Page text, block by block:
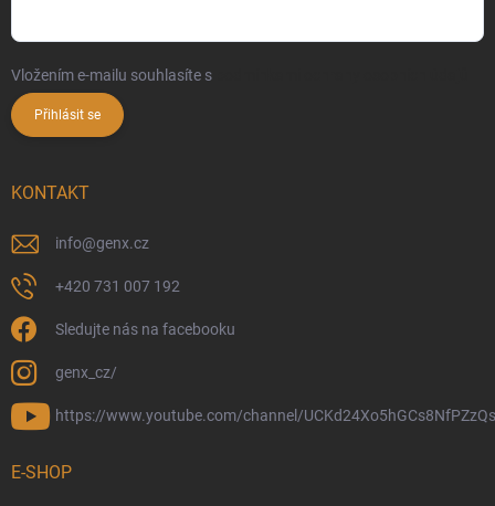
Vložením e-mailu souhlasíte s
Přihlásit se
KONTAKT
info@genx.cz
+420 731 007 192
Sledujte nás na facebooku
genx_cz/
https://www.youtube.com/channel/
E-SHOP